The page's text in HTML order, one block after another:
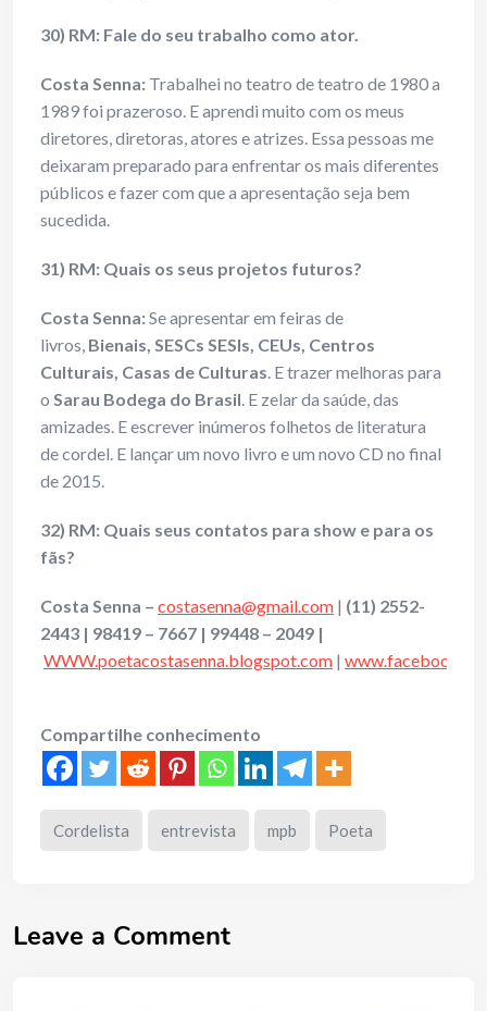
30) RM: Fale do seu trabalho como ator.
Costa Senna: Trabalhei no teatro de teatro de 1980 a
1989 foi prazeroso. E aprendi muito com os meus
diretores, diretoras, atores e atrizes. Essa pessoas me
deixaram preparado para enfrentar os mais diferentes
públicos e fazer com que a apresentação seja bem
sucedida.
31) RM: Quais os seus projetos futuros?
Costa Senna:Se apresentar em feiras de
livros, Bienais, SESCs SESIs, CEUs, Centros
Culturais, Casas de Culturas. E trazer melhoras para
o Sarau Bodega do Brasil. E zelar da saúde, das
amizades. E escrever inúmeros folhetos de literatura
de cordel. E lançar um novo livro e um novo CD no final
de 2015.
32) RM: Quais seus contatos para show e para os
fãs?
Costa Senna – costasenna@gmail.com | (11) 2552-
2443 | 98419 – 7667 | 99448 – 2049 |
WWW.poetacostasenna.blogspot.com |
Compartilhe conhecimento
Cordelista entrevista mpb Poeta
Leave a Comment